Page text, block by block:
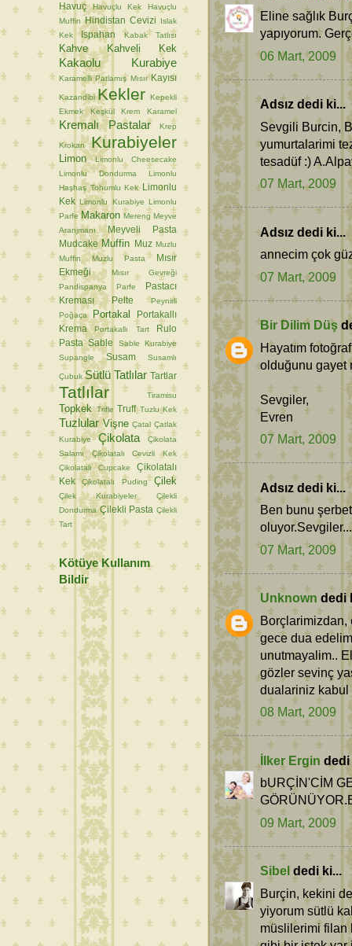
Eline sağlık
yapıyorum.
06 Mart, 2009
Adsız dedi ki...
Sevgili Burcin,
yumurtalarimi
tesadüf :)
07 Mart, 2009
Adsız dedi ki...
annecim çok
07 Mart, 2009
Bir Dilim Düş
Hayatım
olduğunu gayet
Sevgiler,
Evren
07 Mart, 2009
Adsız dedi ki...
Ben bunu
oluyor.Sevgiler...
07 Mart, 2009
Unknown dedi
Borçlarimizdan,
gece dua
unutmayalim..
gözler sevinç
dualariniz kabul
08 Mart, 2009
İlker Ergin dedi
bURÇİN'CİM
09 Mart, 2009
Sibel dedi ki...
Burçin, kekini
yiyorum sütlü
müslilerimi filan
Havuç Havuçlu Kek
Havuçlu
Muffin Hindistan Cevizi
Islak
Kek
Ispahan Kabak Tatlısı
Kahve Kahveli Kek
Kakaolu Kurabiye
Karamelli Patlamış Mısır Kayısı
Kazandibi Kekler Kepekli
Ekmek
Keşkül Krem Karamel
Kremalı Pastalar Krep
Krokan Kurabiyeler
Limon
Limonlu Cheesecake
Limonlu Dondurma
Limonlu
Haşhaş Tohumlu Kek
Limonlu
Kek Limonlu Kurabiye Limonlu
Parfe Makaron Mereng Meyve
Aranjmanı
Meyveli Pasta
Mudcake Muffin Muz Muzlu
Muffin
Muzlu Pasta
Mısır
Ekmeği
Mısır Gevreği
Pandispanya
Parfe
Pastacı
Kreması
Pelte
Peynirli
Poğaça
Portakal
Portakallı
Krema
Portakallı Tart
Rulo
Pasta Sable
Sable Kurabiye
Supangle
Susam Susamlı
Çubuk Sütlü Tatlılar Tartlar
Tatlılar Tiramisu
Topkek Trifle Truff Tuzlu Kek
Tuzlular Vişne Çatal Çatlak
Kurabiye
Çikolata
Çikolata
Salamı
Çikolatalı Cevizli Kek
Çikolatalı Cupcake
Çikolatalı
Kek
Çikolatalı Puding Çilek
Çilek Kurabiyeler
Çilekli
Dondurma Çilekli Pasta Çilekli
Tart
Kötüye Kullanım
Bildir